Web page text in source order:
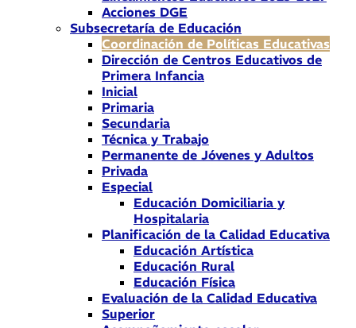
Acciones DGE
Subsecretaría de Educación
Coordinación de Políticas Educativas
Dirección de Centros Educativos de
Primera Infancia
Inicial
Primaria
Secundaria
Técnica y Trabajo
Permanente de Jóvenes y Adultos
Privada
Especial
Educación Domiciliaria y
Hospitalaria
Planificación de la Calidad Educativa
Educación Artística
Educación Rural
Educación Física
Evaluación de la Calidad Educativa
Superior